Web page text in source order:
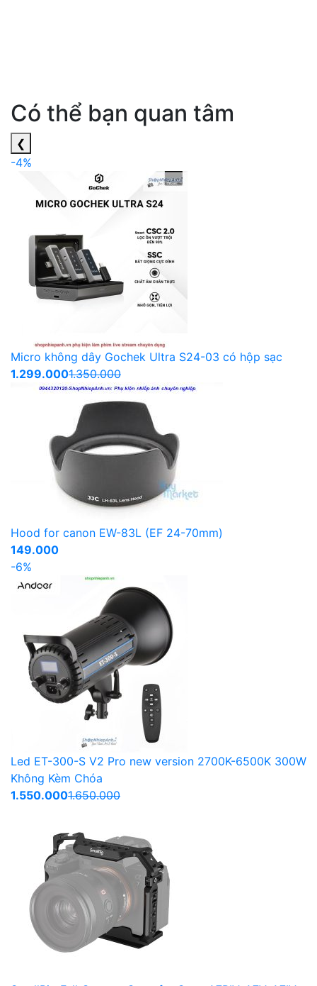
Có thể bạn quan tâm
❮
-4%
Micro không dây Gochek Ultra S24-03 có hộp sạc
1.299.0001.350.000
Hood for canon EW-83L (EF 24-70mm)
149.000
-6%
Led ET-300-S V2 Pro new version 2700K-6500K 300W
Không Kèm Chóa
1.550.0001.650.000